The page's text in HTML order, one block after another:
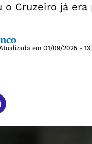
o Cruzeiro já
em 01/09/2025 -